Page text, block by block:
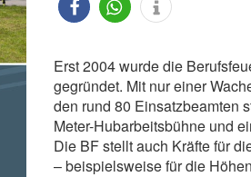
Erst 2004 wurde die
gegründet. Mit nur einer
den rund 80 Einsatzbeamten
Meter-Hubarbeitsbühne und
Die BF stellt auch Kräfte für
– beispielsweise für die